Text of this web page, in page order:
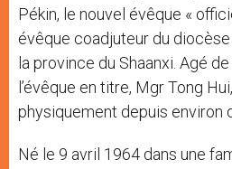
Pékin, le nouvel évêque «
évêque coadjuteur du diocèse
la province du Shaanxi. Agé
l’évêque en titre, Mgr Tong
physiquement depuis environ
Né le 9 avril 1964 dans une